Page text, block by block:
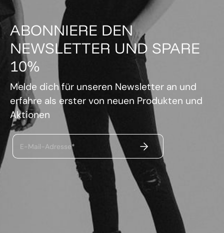
ABONNIERE DEN
NEWSLETTER UND SPARE
10%
Melde dich für unseren Newsletter an und
erfahre als erster von neuen Produkten und
Aktionen
E-Mail-Adresse* ABSENDEN